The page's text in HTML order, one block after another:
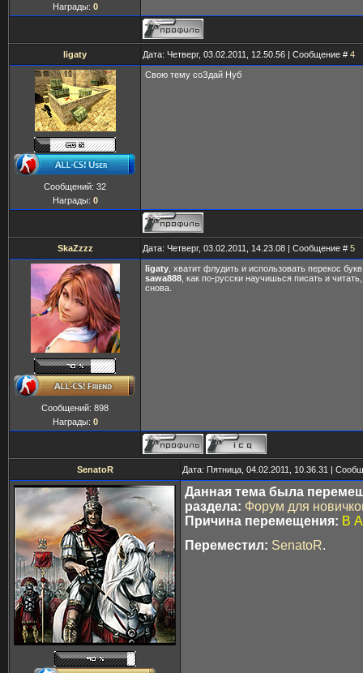
Награды: 0
ligaty Дата: Четверг, 03.02.2011, 12.50.56 | Сообщение # 4
Сообщений: 32
Награды: 0
Свою тему соЗдай Нуб
SkaZzzz Дата: Четверг, 03.02.2011, 14.23.08 | Сообщение # 5
Сообщений: 898
Награды: 0
ligaty , хватит флудить и использовать перекос
sawa888 , как по-русски научишься писать и
снова.
SenatoR Дата: Пятница, 04.02.2011, 10.36.31 |
Данная тема была
раздела: Форум для
Причина перемещения: В
Переместил: SenatoR.